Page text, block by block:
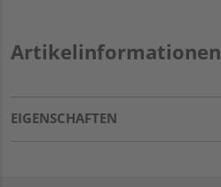
Artikelinformationen
EIGENSCHAFTEN